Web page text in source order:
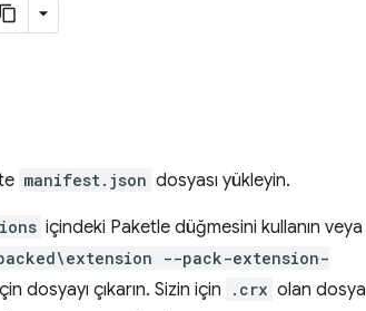
manifest.json dosyası yükleyin.
içindeki Paketle düğmesini kullanın veya
--pack-extension-
dosyayı çıkarın. Sizin için .crx olan dosya